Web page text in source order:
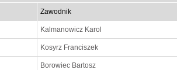
Zawodnik
Kalmanowicz Karol
Kosyrz Franciszek
Borowiec Bartosz